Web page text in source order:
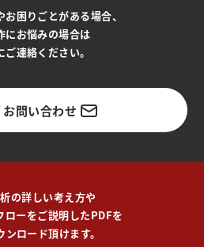
困りごとがある場合、
にお悩みの場合は
ご連絡ください。
お問い合わせ
の詳しい考え方や
ローをご説明したPDFを
ロード頂けます。